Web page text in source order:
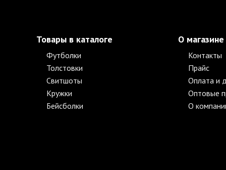
Товары в каталоге
Футболки
Толстовки
Свитшоты
Кружки
Бейсболки
О магазине
Контакты
Прайс
Оплата и
Оптовые
О